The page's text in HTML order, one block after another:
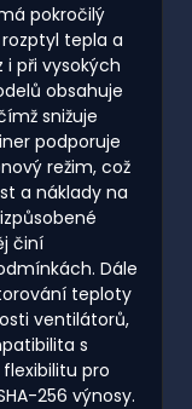
pokročilý
tepla a
i při vysokých
obsahuje
snižuje
podporuje
režim, což
a náklady na
činí
Dále
teploty
ventilátorů,
s
pro
256 výnosy.